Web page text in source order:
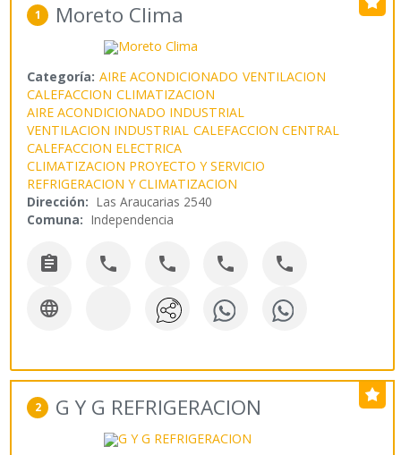
1 Moreto Clima
Categoría: AIRE ACONDICIONADO VENTILACION
CALEFACCION CLIMATIZACION
AIRE ACONDICIONADO INDUSTRIAL
VENTILACION INDUSTRIAL CALEFACCION CENTRAL
CALEFACCION ELECTRICA
CLIMATIZACION PROYECTO Y SERVICIO
REFRIGERACION Y CLIMATIZACION
Dirección: Las Araucarias 2540
Comuna: Independencia
    

2 G Y G REFRIGERACION